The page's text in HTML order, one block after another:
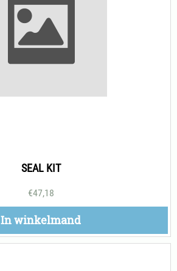
SEAL KIT
€47,18
In winkelmand